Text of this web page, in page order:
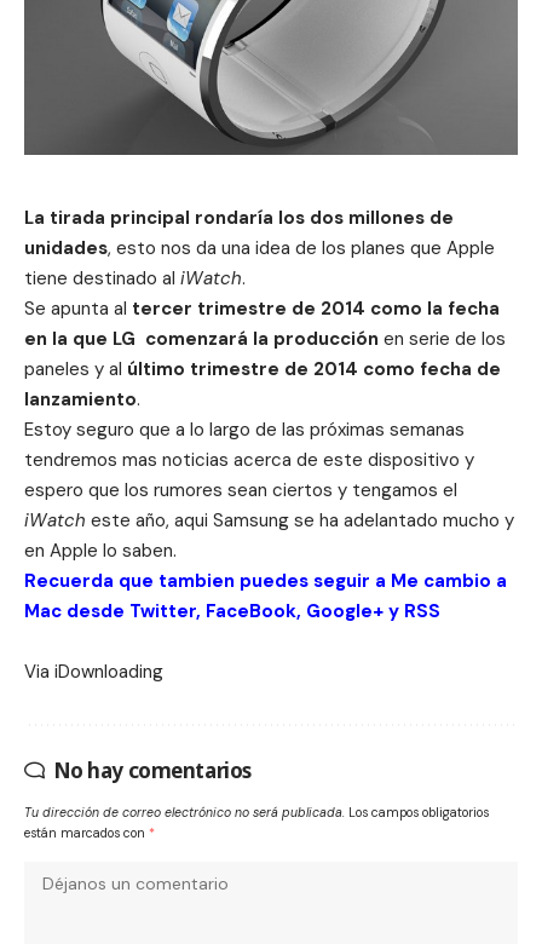
La tirada principal rondaría los dos millones de
unidades, esto nos da una idea de los planes que Apple
tiene destinado al iWatch.
Se apunta al tercer trimestre de 2014 como la fecha
en la que LG comenzará la producción en serie de los
paneles y al último trimestre de 2014 como fecha de
lanzamiento.
Estoy seguro que a lo largo de las próximas semanas
tendremos mas noticias acerca de este dispositivo y
espero que los rumores sean ciertos y tengamos el
iWatch este año, aqui Samsung se ha adelantado mucho y
en Apple lo saben.
Recuerda que tambien puedes seguir a Me cambio a
Mac desde Twitter, FaceBook, Google+ y RSS
Via iDownloading
No hay comentarios
Tu dirección de correo electrónico no será publicada. Los campos obligatorios
están marcados con *